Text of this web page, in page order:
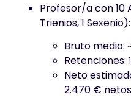
Profesor/a con 10
Trienios, 1 Sexenio):
Bruto medio:
Retenciones:
Neto
2.470 €